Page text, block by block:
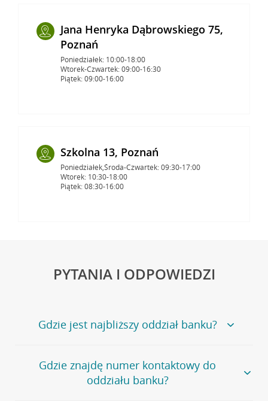
Jana Henryka Dąbrowskiego 75,
Poznań
Poniedziałek: 10:00-18:00
Wtorek-Czwartek: 09:00-16:30
Piątek: 09:00-16:00
Szkolna 13, Poznań
Poniedziałek,Środa-Czwartek: 09:30-17:00
Wtorek: 10:30-18:00
Piątek: 08:30-16:00
PYTANIA I ODPOWIEDZI
Gdzie jest najbliższy oddział banku?
Jeśli szukasz oddziału naszego banku, zapraszamy na
stronęPlacówki i bankomaty, na której znajduje się
wygodna wyszukiwarka.
Gdzie znajdę numer kontaktowy do
oddziału banku?